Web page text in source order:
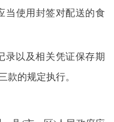
当使用封签对配送的食
录以及相关凭证保存期
款的规定执行。